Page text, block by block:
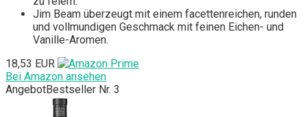
Jim Beam überzeugt mit einem facettenreichen, runden
und vollmundigen Geschmack mit feinen Eichen- und
Vanille-Aromen.
18,53 EUR
Bei Amazon ansehen
AngebotBestseller Nr. 3